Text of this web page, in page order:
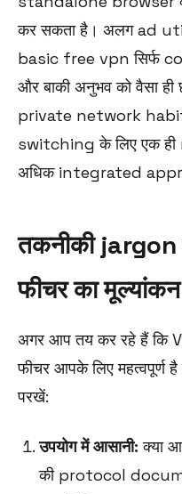
कर सकता है। अलग ad
basic free vpn सिर्फ
और बाकी अनुभव को वैसा ही
private network
switching के लिए एक ही
अधिक integrated
तकनीकी jargon
फीचर का
अगर आप तय कर रहे हैं कि
फीचर आपके लिए महत्वपूर्ण है
परखें:
उपयोग में आसानी: क्या
की protocol